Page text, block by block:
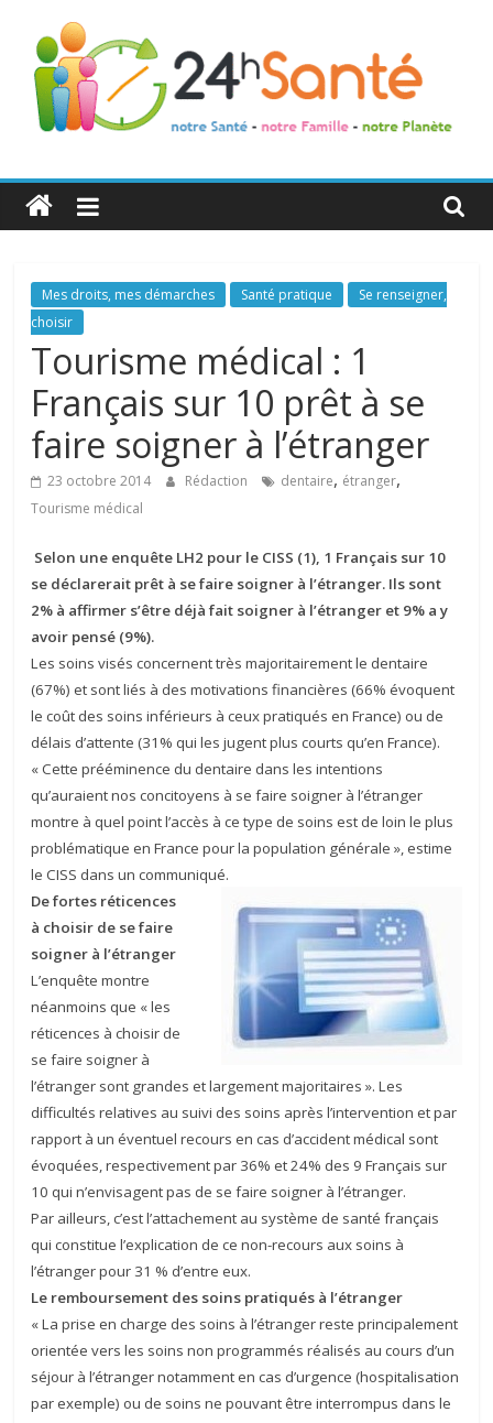
24h
Santé
La
santé
de
toute
famille
Mes droits, mes démarches Santé pratique
Se renseigner,
choisir
Tourisme médical : 1
Français sur 10 prêt à se
faire soigner à l’étranger
23 octobre 2014 Rédaction dentaire, étranger,
Tourisme médical
Selon une enquête LH2 pour le CISS (1), 1 Français sur 10
se déclarerait prêt à se faire soigner à l’étranger. Ils sont
2% à affirmer s’être déjà fait soigner à l’étranger et 9% a y
avoir pensé (9%).
Les soins visés concernent très majoritairement le dentaire
(67%) et sont liés à des motivations financières (66% évoquent
le coût des soins inférieurs à ceux pratiqués en France) ou de
délais d’attente (31% qui les jugent plus courts qu’en France).
« Cette prééminence du dentaire dans les intentions
qu’auraient nos concitoyens à se faire soigner à l’étranger
montre à quel point l’accès à ce type de soins est de loin le plus
problématique en France pour la population générale », estime
le CISS dans un communiqué.
De fortes réticences
à choisir de se faire
soigner à l’étranger
L’enquête montre
néanmoins que « les
réticences à choisir de
se faire soigner à
l’étranger sont grandes et largement majoritaires ». Les
difficultés relatives au suivi des soins après l’intervention et par
rapport à un éventuel recours en cas d’accident médical sont
évoquées, respectivement par 36% et 24% des 9 Français sur
10 qui n’envisagent pas de se faire soigner à l’étranger.
Par ailleurs, c’est l’attachement au système de santé français
qui constitue l’explication de ce non-recours aux soins à
l’étranger pour 31 % d’entre eux.
Le remboursement des soins pratiqués à l’étranger
« La prise en charge des soins à l’étranger reste principalement
orientée vers les soins non programmés réalisés au cours d’un
séjour à l’étranger notamment en cas d’urgence (hospitalisation
par exemple) ou de soins ne pouvant être interrompus dans le